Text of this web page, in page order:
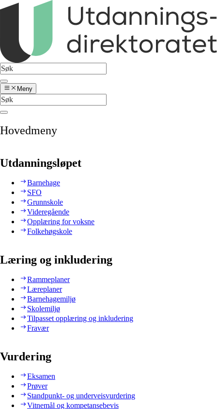
Meny
Hovedmeny
Utdanningsløpet
Barnehage
SFO
Grunnskole
Videregående
Opplæring for voksne
Folkehøgskole
Læring og inkludering
Rammeplaner
Læreplaner
Barnehagemiljø
Skolemiljø
Tilpasset opplæring og inkludering
Fravær
Vurdering
Eksamen
Prøver
Standpunkt- og underveisvurdering
Vitnemål og kompetansebevis